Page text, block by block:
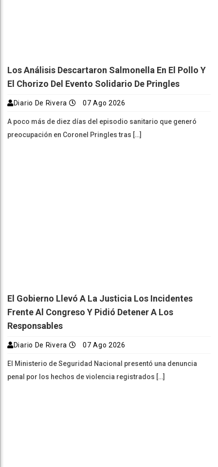
Los Análisis Descartaron Salmonella En El Pollo Y
El Chorizo Del Evento Solidario De Pringles
Diario De Rivera 07 Ago 2026
A poco más de diez días del episodio sanitario que generó
preocupación en Coronel Pringles tras […]
El Gobierno Llevó A La Justicia Los Incidentes
Frente Al Congreso Y Pidió Detener A Los
Responsables
Diario De Rivera 07 Ago 2026
El Ministerio de Seguridad Nacional presentó una denuncia
penal por los hechos de violencia registrados […]